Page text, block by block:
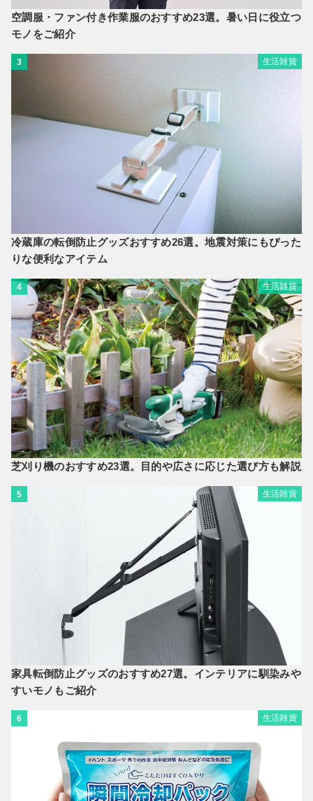
空調服・ファン付き作業服のおすすめ23選。暑い日に役立つ
モノをご紹介
3 生活雑貨
冷蔵庫の転倒防止グッズおすすめ26選。地震対策にもぴった
りな便利なアイテム
4 生活雑貨
芝刈り機のおすすめ23選。目的や広さに応じた選び方も解説
5 生活雑貨
家具転倒防止グッズのおすすめ27選。インテリアに馴染みや
すいモノもご紹介
6 生活雑貨